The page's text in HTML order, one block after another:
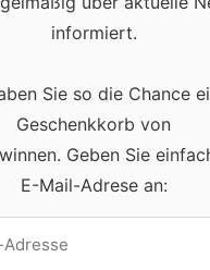
Traditionen,
moderne Feierkultur
informiert.
Sie so die Chance
Geschenkkorb von
Geben Sie
E-Mail-Adrese an: